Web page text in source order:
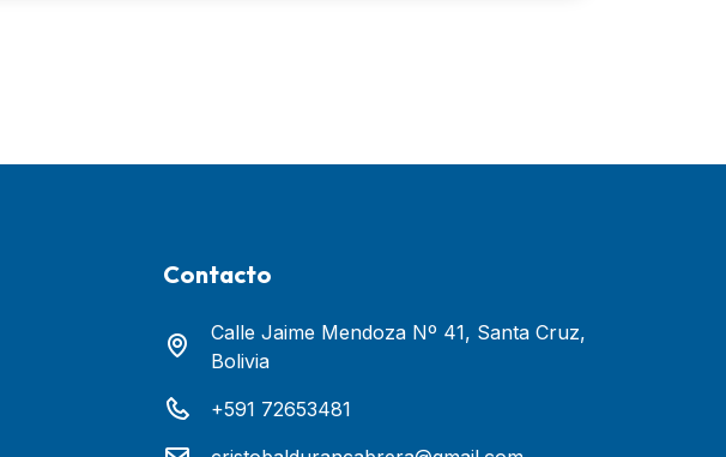
Contacto
Calle Jaime Mendoza Nº 41, Santa Cruz,
Bolivia
+591 72653481